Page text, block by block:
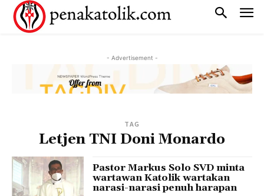
- Advertisement -
TAG
Letjen TNI Doni Monardo
Pastor Markus Solo SVD minta
wartawan Katolik wartakan
narasi-narasi penuh harapan